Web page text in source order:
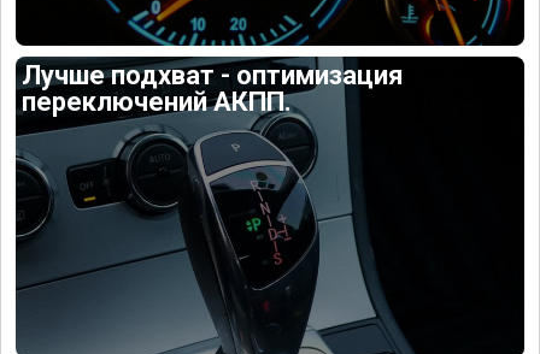
Лучше подхват - оптимизация
переключений АКПП.